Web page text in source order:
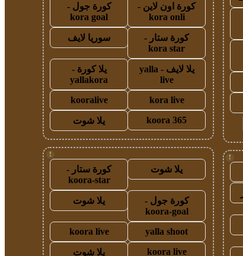
!
كورة اون لاين -
kora onli
كورة جول -
kora goal
كورة ستار -
kora star
سوريا لايف
يلا لايف - yalla
live
يلا كورة -
yallakora
kora live
kooralive
koora 365
يلا شوت
!
يلا شوت
كورة ستار -
koora-star
كورة جول -
koora-goal
يلا شوت
yalla shoot
koora live
koora live
يلا شوت